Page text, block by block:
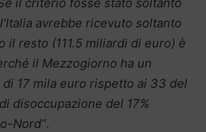
avrebbe ricevuto soltanto
il resto (111.5 miliardi di euro) è
il Mezzogiorno ha un
17 mila euro rispetto ai 33 del
disoccupazione del 17%
Nord”.